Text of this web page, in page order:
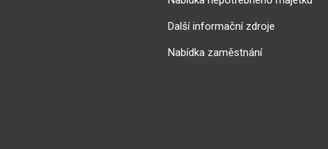
Další informační zdroje
Nabídka zaměstnání